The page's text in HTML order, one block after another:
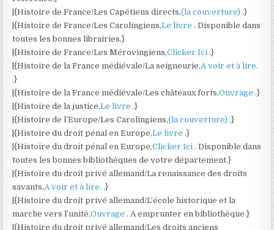
|{Histoire de France/Les Capétiens directs,(la couverture) .}
|{Histoire de France/Les Carolingiens,Le livre . Disponible dans
toutes les bonnes librairies.}
|{Histoire de France/Les Mérovingiens,Clicker Ici .}
|{Histoire de la France médiévale/La seigneurie,A voir et à lire.
.}
|{Histoire de la France médiévale/Les châteaux forts,Ouvrage .}
|{Histoire de la justice,Le livre .}
|{Histoire de l’Europe/Les Carolingiens,(la couverture) .}
|{Histoire du droit pénal en Europe,Le livre .}
|{Histoire du droit pénal en Europe,Clicker Ici . Disponible dans
toutes les bonnes bibliothèques de votre département.}
|{Histoire du droit privé allemand/La renaissance des droits
savants,A voir et à lire. .}
|{Histoire du droit privé allemand/L’école historique et la
marche vers l’unité,Ouvrage . A emprunter en bibliothèque.}
|{Histoire du droit privé allemand/Les droits anciens